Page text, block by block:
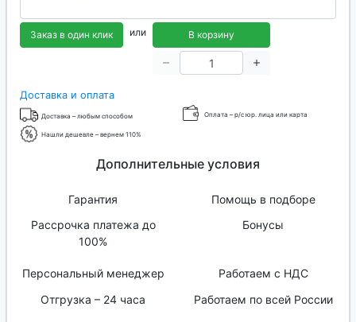
Заказ в один клик или В корзину
Доставка и оплата
Доставка – любым способом Оплата – р/с юр. лица или карта
Нашли дешевле – вернем 110%
Дополнительные условия
Гарантия
Помощь в подборе
Рассрочка платежа до
100%
Бонусы
Персональный менеджер
Работаем с НДС
Отгрузка – 24 часа
Работаем по всей России